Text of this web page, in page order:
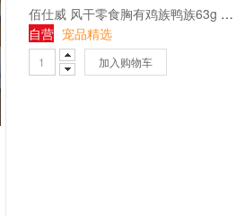
佰仕威 风干零食胸有鸡族鸭族63g 狗猫通用 狗狗零食洁牙磨牙
自营 宠品精选
加入购物车